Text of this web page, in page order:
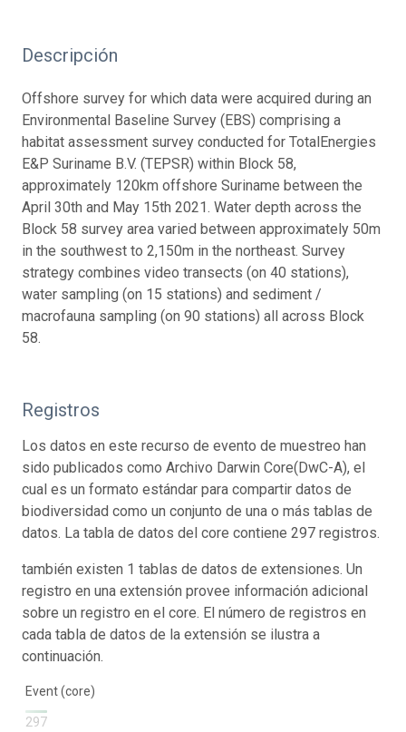
Descripción
Offshore survey for which data were acquired during an
Environmental Baseline Survey (EBS) comprising a
habitat assessment survey conducted for TotalEnergies
E&P Suriname B.V. (TEPSR) within Block 58,
approximately 120km offshore Suriname between the
April 30th and May 15th 2021. Water depth across the
Block 58 survey area varied between approximately 50m
in the southwest to 2,150m in the northeast. Survey
strategy combines video transects (on 40 stations),
water sampling (on 15 stations) and sediment /
macrofauna sampling (on 90 stations) all across Block
58.
Registros
Los datos en este recurso de evento de muestreo han
sido publicados como Archivo Darwin Core(DwC-A), el
cual es un formato estándar para compartir datos de
biodiversidad como un conjunto de una o más tablas de
datos. La tabla de datos del core contiene 297 registros.
también existen 1 tablas de datos de extensiones. Un
registro en una extensión provee información adicional
sobre un registro en el core. El número de registros en
cada tabla de datos de la extensión se ilustra a
continuación.
Event (core)
297